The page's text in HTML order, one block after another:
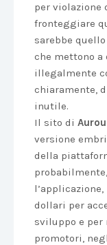
per violazione
fronteggiare
sarebbe
che mettono
illegalmente
chiaramente,
inutile.
Il sito di
versione
della
dollari per
sviluppo e per
promotori,